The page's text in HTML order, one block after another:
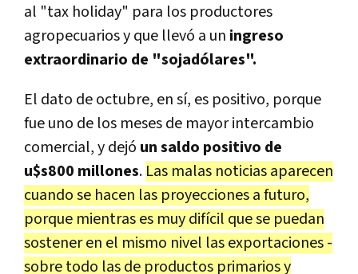
al "tax holiday" para los productores
agropecuarios y que llevó a un ingreso
extraordinario de "sojadólares".
El dato de octubre, en sí, es positivo, porque
fue uno de los meses de mayor intercambio
comercial, y dejó un saldo positivo de
u$s800 millones. Las malas noticias aparecen
cuando se hacen las proyecciones a futuro,
porque mientras es muy difícil que se puedan
sostener en el mismo nivel las exportaciones -
sobre todo las de productos primarios y